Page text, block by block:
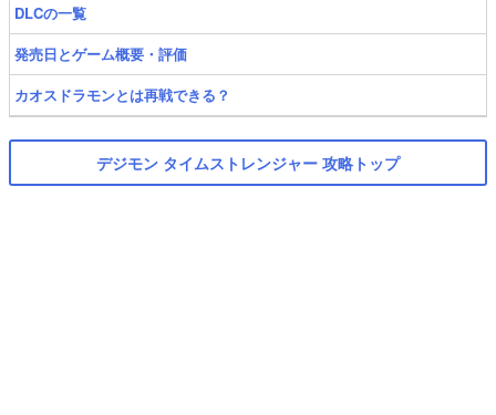
DLCの一覧
発売日とゲーム概要・評価
カオスドラモンとは再戦できる？
デジモン タイムストレンジャー 攻略トップ